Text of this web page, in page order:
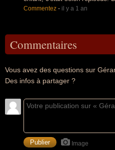
Commentez - il y a 1 an
Commentaires
Vous avez des questions sur
Des infos à partager ?
Image